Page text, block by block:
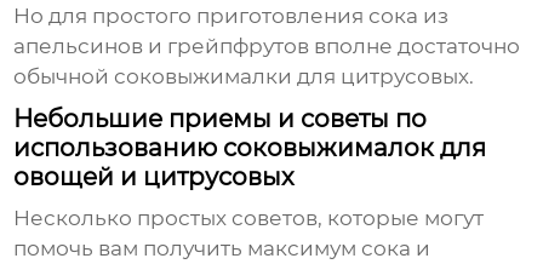
Но для простого приготовления сока из
апельсинов и грейпфрутов вполне достаточно
обычной соковыжималки для цитрусовых.
Небольшие приемы и советы по
использованию соковыжималок для
овощей и цитрусовых
Несколько простых советов, которые могут
помочь вам получить максимум сока и